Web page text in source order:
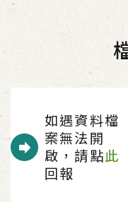
如遇資料檔
案無法開
啟，請點此
回報